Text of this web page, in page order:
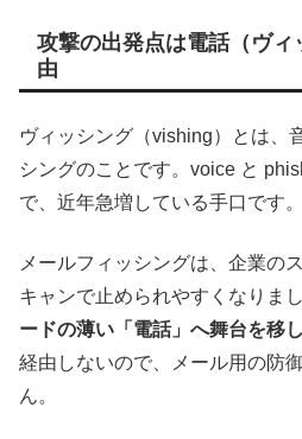
攻撃の出発点は電話（ヴィ
由
ヴィッシング（vishing）とは、
シングのことです。voice と
で、近年急増している手口です。
メールフィッシングは、企業の
キャンで止められやすくなりまし
ードの薄い「電話」へ舞台を移し
経由しないので、メール用の防
ん。